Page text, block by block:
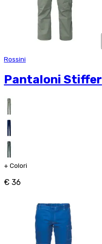
Rossini
Pantaloni Stiffer
+ Colori
€ 36